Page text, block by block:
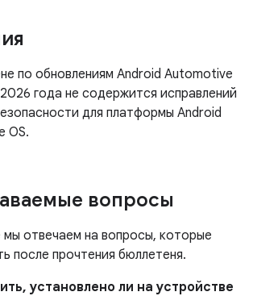
по обновлениям Android Automotive
года не содержится исправлений
для платформы Android
OS.
вопросы
отвечаем на вопросы, которые
после прочтения бюллетеня.
установлено ли на устройстве